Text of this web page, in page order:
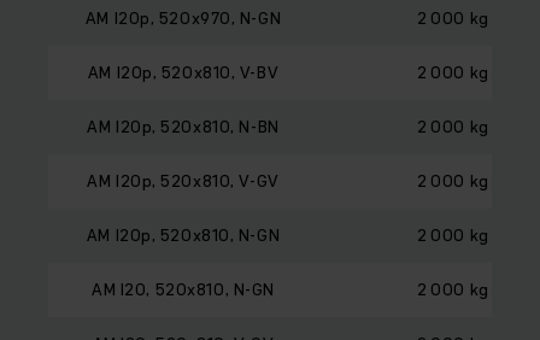
AM I20p, 520x970, N-GN 2 000 kg
AM I20p, 520x810, V-BV 2 000 kg
AM I20p, 520x810, N-BN 2 000 kg
AM I20p, 520x810, V-GV 2 000 kg
AM I20p, 520x810, N-GN 2 000 kg
AM I20, 520x810, N-GN 2 000 kg